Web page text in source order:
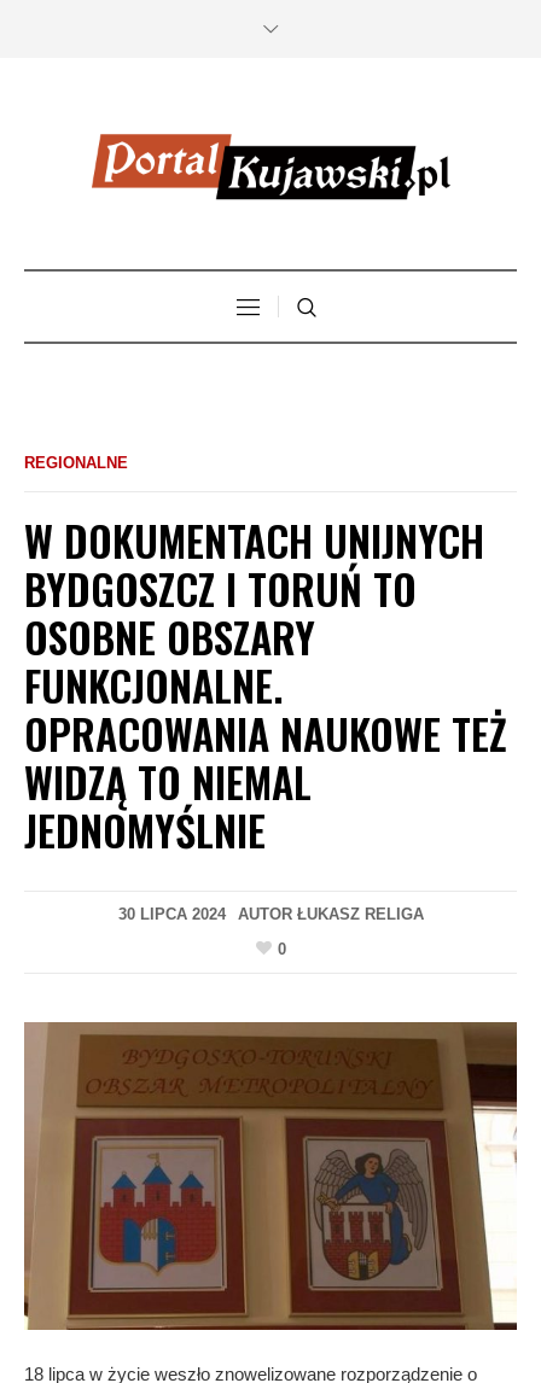
REGIONALNE
W DOKUMENTACH UNIJNYCH
BYDGOSZCZ I TORUŃ TO
OSOBNE OBSZARY
FUNKCJONALNE.
OPRACOWANIA NAUKOWE TEŻ
WIDZĄ TO NIEMAL
JEDNOMYŚLNIE
30 LIPCA 2024 AUTOR ŁUKASZ RELIGA
0
18 lipca w życie weszło znowelizowane rozporządzenie o